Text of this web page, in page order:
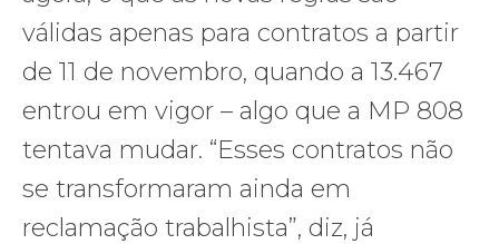
válidas apenas para contratos a partir
de 11 de novembro, quando a 13.467
entrou em vigor – algo que a MP 808
tentava mudar. “Esses contratos não
se transformaram ainda em
reclamação trabalhista”, diz, já